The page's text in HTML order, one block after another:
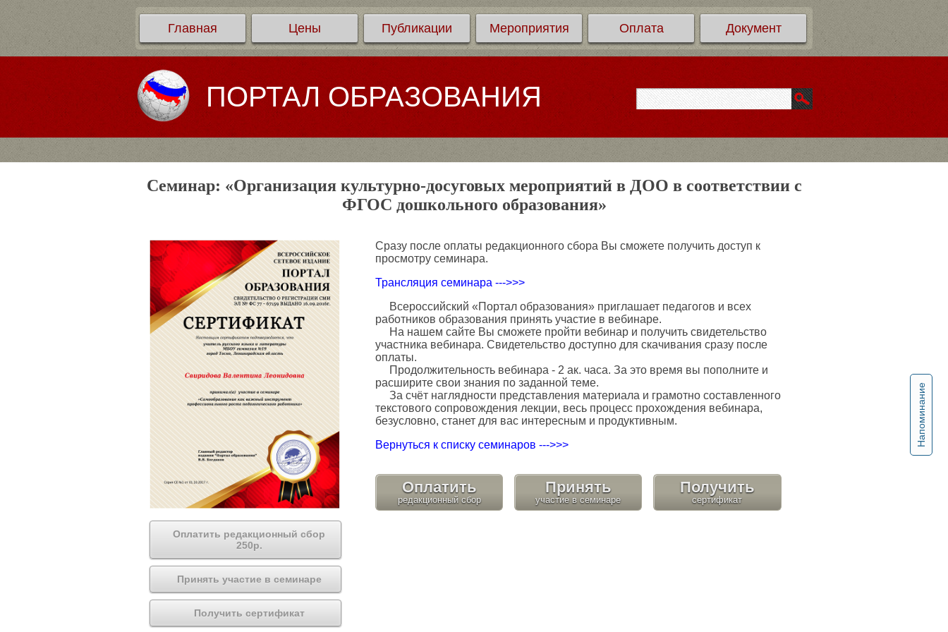
Главная Цены Публикации Мероприятия Оплата Документ
ПОРТАЛ ОБРАЗОВАНИЯ
Напоминание
Семинар: «Организация культурно-досуговых мероприятий в ДОО в соответствии с
ФГОС дошкольного образования»
Оплатить редакционный сбор
250р.
Принять участие в семинаре
Получить сертификат
Сразу после оплаты редакционного сбора Вы сможете получить доступ к
просмотру семинара.
Трансляция семинара --->>>
Всероссийский «Портал образования» приглашает педагогов и всех
работников образования принять участие в вебинаре.
На нашем сайте Вы сможете пройти вебинар и получить свидетельство
участника вебинара. Свидетельство доступно для скачивания сразу после
оплаты.
Продолжительность вебинара - 2 ак. часа. За это время вы пополните и
расширите свои знания по заданной теме.
За счёт наглядности представления материала и грамотно составленного
текстового сопровождения лекции, весь процесс прохождения вебинара,
безусловно, станет для вас интересным и продуктивным.
Вернуться к списку семинаров --->>>
Оплатить
редакционный сбор
Принять
участие в семинаре
Получить